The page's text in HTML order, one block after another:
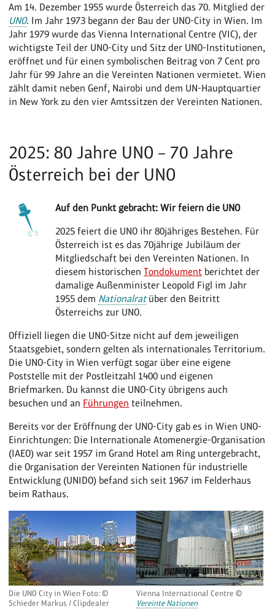
Am 14. Dezember 1955 wurde Österreich das 70. Mitglied der
UNO. Im Jahr 1973 begann der Bau der UNO-City in Wien. Im
Jahr 1979 wurde das Vienna International Centre (VIC), der
wichtigste Teil der UNO-City und Sitz der UNO-Institutionen,
eröffnet und für einen symbolischen Beitrag von 7 Cent pro
Jahr für 99 Jahre an die Vereinten Nationen vermietet. Wien
zählt damit neben Genf, Nairobi und dem UN-Hauptquartier
in New York zu den vier Amtssitzen der Vereinten Nationen.
2025: 80 Jahre UNO – 70 Jahre
Österreich bei der UNO
Auf den Punkt gebracht: Wir feiern die UNO
2025 feiert die UNO ihr 80jähriges Bestehen. Für
Österreich ist es das 70jährige Jubiläum der
Mitgliedschaft bei den Vereinten Nationen. In
diesem historischen Tondokumentberichtet der
damalige Außenminister Leopold Figl im Jahr
1955 dem Nationalratüber den Beitritt
Österreichs zur UNO.
Offiziell liegen die UNO-Sitze nicht auf dem jeweiligen
Staatsgebiet, sondern gelten als internationales Territorium.
Die UNO-City in Wien verfügt sogar über eine eigene
Poststelle mit der Postleitzahl 1400 und eigenen
Briefmarken. Du kannst die UNO-City übrigens auch
besuchen und an Führungen teilnehmen.
Bereits vor der Eröffnung der UNO-City gab es in Wien UNO-
Einrichtungen: Die Internationale Atomenergie-Organisation
(IAEO) war seit 1957 im Grand Hotel am Ring untergebracht,
die Organisation der Vereinten Nationen für industrielle
Entwicklung (UNIDO) befand sich seit 1967 im Felderhaus
beim Rathaus.
Die UNO City in Wien Foto: ©
Schieder Markus / Clipdealer
Vienna International Centre ©
Vereinte Nationen